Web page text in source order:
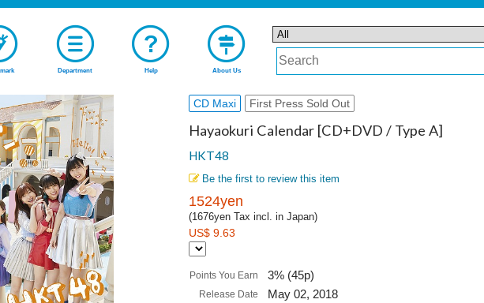
Department Help About Us
CD Maxi First Press Sold Out
Hayaokuri Calendar [CD+DVD / Type A]
HKT48
Be the first to review this item
1524yen
(1676yen Tax incl. in Japan)
US$ 9.63
Points You Earn 3% (45p)
Release Date May 02, 2018